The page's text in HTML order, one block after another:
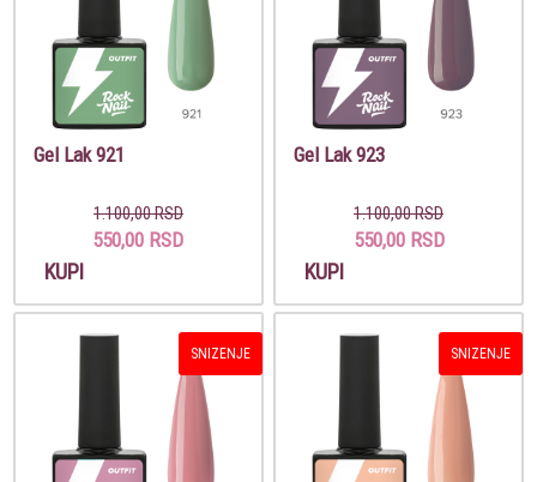
Gel Lak 921
1.100,00 RSD
550,00 RSD
KUPI
Gel Lak 923
1.100,00 RSD
550,00 RSD
KUPI
SNIZENJE SNIZENJE